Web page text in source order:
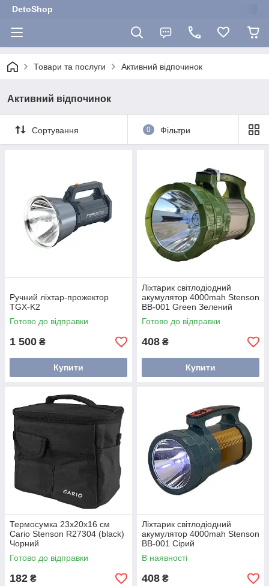
DetoShop
Товари та послуги Активний відпочинок
Активний відпочинок
Сортування 0 Фільтри
Ручний ліхтар-прожектор
TGX-K2
Готово до відправки
1 500 ₴
Купити
Ліхтарик світлодіодний
акумулятор 4000mah Stenson
BB-001 Green Зелений
Готово до відправки
408 ₴
Купити
Термосумка 23х20х16 см
Cario Stenson R27304 (black)
Чорний
Готово до відправки
182 ₴
Ліхтарик світлодіодний
акумулятор 4000mah Stenson
BB-001 Сірий
В наявності
408 ₴